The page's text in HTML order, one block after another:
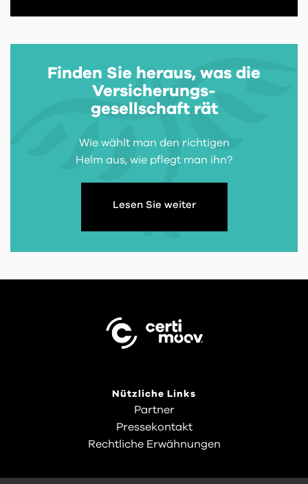
Finden Sie heraus, was die
Versicherungs-
gesellschaft rät
Wie wählt man den richtigen
Helm aus, wie pflegt man ihn?
Lesen Sie weiter
Nützliche Links
Partner
Pressekontakt
Rechtliche Erwähnungen